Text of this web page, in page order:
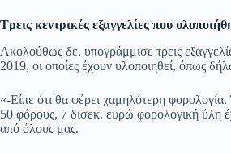
Τρεις κεντρικές εξαγγελίες που
Ακολούθως δε, υπογράμμισε τρεις
2019, οι οποίες έχουν υλοποιηθεί, όπως
«-Είπε ότι θα φέρει χαμηλότερη
50 φόρους, 7 δισεκ. ευρώ φορολογική ύλη
από όλους μας.